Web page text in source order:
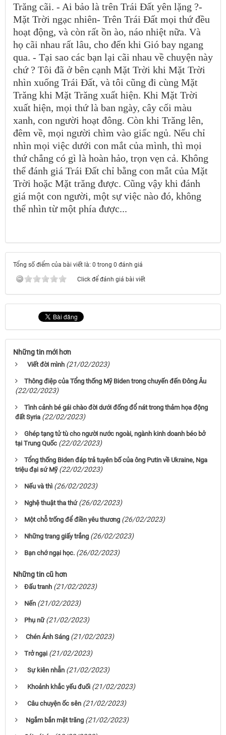
Trăng cãi. - Ai bảo là trên Trái Ðất yên lặng ?-
Mặt Trời ngạc nhiên- Trên Trái Ðất mọi thứ đều
hoạt động, và còn rất ồn ào, náo nhiệt nữa. Và
họ cãi nhau rất lâu, cho đến khi Gió bay ngang
qua. - Tại sao các bạn lại cãi nhau về chuyện này
chứ ? Tôi đã ở bên cạnh Mặt Trời khi Mặt Trời
nhìn xuống Trái Ðất, và tôi cũng đi cùng Mặt
Trăng khi Mặt Trăng xuất hiện. Khi Mặt Trời
xuất hiện, mọi thứ là ban ngày, cây cối màu
xanh, con người hoạt đông. Còn khi Trăng lên,
đêm về, mọi người chìm vào giấc ngủ. Nếu chỉ
nhìn mọi việc dưới con mắt của mình, thì mọi
thứ chẳng có gì là hoàn hảo, trọn vẹn cả. Không
thể đánh giá Trái Ðất chỉ bằng con mắt của Mặt
Trời hoặc Mặt trăng được. Cũng vậy khi đánh
giá một con người, một sự việc nào đó, không
thể nhìn từ một phía được...
Tổng số điểm của bài viết là: 0 trong 0 đánh giá
Click để đánh giá bài viết
Những tin mới hơn
Viết đời mình (21/02/2023)
Thông điệp của Tổng thống Mỹ Biden trong chuyến đến Đông Âu
(22/02/2023)
Tình cảnh bé gái chào đời dưới đống đổ nát trong thảm họa động
đất Syria (22/02/2023)
Ghép tạng tử tù cho người nước ngoài, ngành kinh doanh béo bở
tại Trung Quốc (22/02/2023)
Tổng thống Biden đáp trả tuyên bố của ông Putin về Ukraine, Nga
triệu đại sứ Mỹ (22/02/2023)
Nếu và thì (26/02/2023)
Nghệ thuật tha thứ (26/02/2023)
Một chỗ trống để điền yêu thương (26/02/2023)
Những trang giấy trắng (26/02/2023)
Bạn chớ ngại học. (26/02/2023)
Những tin cũ hơn
Đấu tranh (21/02/2023)
Nến (21/02/2023)
Phụ nữ (21/02/2023)
Chén Ánh Sáng (21/02/2023)
Trở ngại (21/02/2023)
Sự kiên nhẫn (21/02/2023)
Khoảnh khắc yếu đuối (21/02/2023)
Câu chuyện ốc sên (21/02/2023)
Ngắm bắn mặt trăng (21/02/2023)